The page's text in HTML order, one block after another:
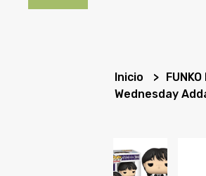
Inicio FUNKO
Wednesday